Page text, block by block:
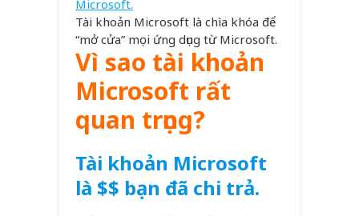
Tài khoản Microsoft là chìa khóa để
“mở cửa” mọi ứng dụng từ Microsoft.
Vì sao tài khoản
Microsoft rất
quan trọng?
Tài khoản Microsoft
là $$ bạn đã chi trả.